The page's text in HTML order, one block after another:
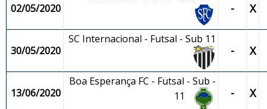
02/05/2020 - X
30/05/2020
SC Internacional - Futsal - Sub 11
- X
13/06/2020
Boa Esperança FC - Futsal - Sub -
11
- X